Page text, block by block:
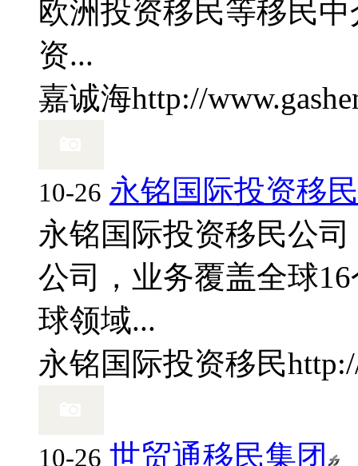
欧洲投资移民等移民
资...
嘉诚海http://
10-26 永铭国际投资移民
永铭国际投资移民公
公司，业务覆盖全球
球领域...
永铭国际投资移民
10-26 世贸通移民集团